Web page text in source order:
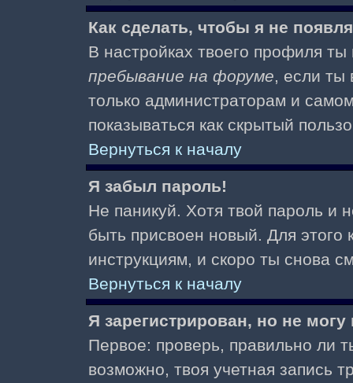
Как сделать, чтобы я не
В настройках твоего профиля
пребывание на форуме, если
только администраторам и
показываться как скрытый
Вернуться к началу
Я забыл пароль!
Не паникуй. Хотя твой пароль и
быть присвоен новый. Для этого
инструкциям, и скоро ты снова
Вернуться к началу
Я зарегистрирован, но не могу
Первое: проверь, правильно ли
возможно, твоя учетная запись